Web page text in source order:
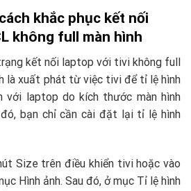
khắc phục kết nối
không full màn hình
kết nối laptop với tivi không full
là xuất phát từ việc tivi để tỉ lệ hình
với laptop do kích thước màn hình
đó, bạn chỉ cần cài đặt lại tỉ lệ hình
Size trên điều khiển tivi hoặc vào
Hình ảnh. Sau đó, ở mục Tỉ lệ hình